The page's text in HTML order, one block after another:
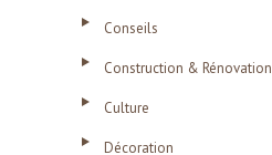
Conseils
Construction & Rénovation
Culture
Décoration